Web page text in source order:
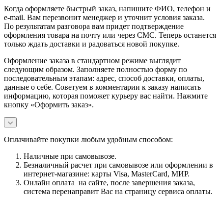
Когда оформляете быстрый заказ, напишите ФИО, телефон и
e-mail. Вам перезвонит менеджер и уточнит условия заказа.
По результатам разговора вам придет подтверждение
оформления товара на почту или через СМС. Теперь останется
только ждать доставки и радоваться новой покупке.
Оформление заказа в стандартном режиме выглядит
следующим образом. Заполняете полностью форму по
последовательным этапам: адрес, способ доставки, оплаты,
данные о себе. Советуем в комментарии к заказу написать
информацию, которая поможет курьеру вас найти. Нажмите
кнопку «Оформить заказ».
Оплачивайте покупки любым удобным способом:
Наличные при самовывозе.
Безналичный расчет при самовывозе или оформлении в
интернет-магазине: карты Visa, MasterCard, МИР.
Онлайн оплата на сайте, после завершения заказа,
система перенаправит Вас на страницу сервиса оплаты.